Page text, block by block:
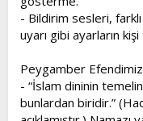
- Bildirim sesleri,
uyarı gibi ayarların
Peygamber
- “İslam dininin
bunlardan biridir.”